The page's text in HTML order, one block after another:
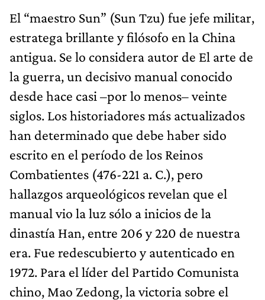
El “maestro Sun” (Sun Tzu) fue jefe militar,
estratega brillante y filósofo en la China
antigua. Se lo considera autor de El arte de
la guerra, un decisivo manual conocido
desde hace casi –por lo menos– veinte
siglos. Los historiadores más actualizados
han determinado que debe haber sido
escrito en el período de los Reinos
Combatientes (476-221 a. C.), pero
hallazgos arqueológicos revelan que el
manual vio la luz sólo a inicios de la
dinastía Han, entre 206 y 220 de nuestra
era. Fue redescubierto y autenticado en
1972. Para el líder del Partido Comunista
chino, Mao Zedong, la victoria sobre el